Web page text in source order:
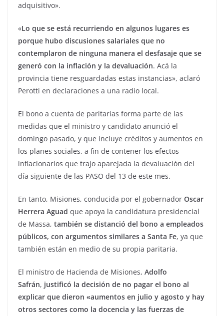
adquisitivo».
«Lo que se está recurriendo en algunos lugares es
porque hubo discusiones salariales que no
contemplaron de ninguna manera el desfasaje que se
generó con la inflación y la devaluación. Acá la
provincia tiene resguardadas estas instancias», aclaró
Perotti en declaraciones a una radio local.
El bono a cuenta de paritarias forma parte de las
medidas que el ministro y candidato anunció el
domingo pasado, y que incluye créditos y aumentos en
los planes sociales, a fin de contener los efectos
inflacionarios que trajo aparejada la devaluación del
día siguiente de las PASO del 13 de este mes.
En tanto, Misiones, conducida por el gobernador Oscar
Herrera Aguad que apoya la candidatura presidencial
de Massa, también se distanció del bono a empleados
públicos, con argumentos similares a Santa Fe, ya que
también están en medio de su propia paritaria.
El ministro de Hacienda de Misiones, Adolfo
Safrán, justificó la decisión de no pagar el bono al
explicar que dieron «aumentos en julio y agosto y hay
otros sectores como la docencia y las fuerzas de